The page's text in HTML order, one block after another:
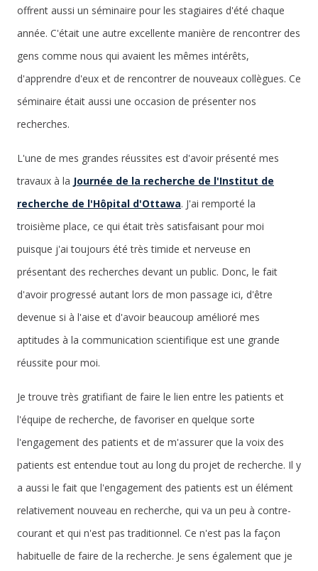
offrent aussi un séminaire pour les stagiaires d'été chaque
année. C'était une autre excellente manière de rencontrer des
gens comme nous qui avaient les mêmes intérêts,
d'apprendre d'eux et de rencontrer de nouveaux collègues. Ce
séminaire était aussi une occasion de présenter nos
recherches.
L'une de mes grandes réussites est d'avoir présenté mes
travaux à la Journée de la recherche de l'Institut de
recherche de l'Hôpital d'Ottawa. J'ai remporté la
troisième place, ce qui était très satisfaisant pour moi
puisque j'ai toujours été très timide et nerveuse en
présentant des recherches devant un public. Donc, le fait
d'avoir progressé autant lors de mon passage ici, d'être
devenue si à l'aise et d'avoir beaucoup amélioré mes
aptitudes à la communication scientifique est une grande
réussite pour moi.
Je trouve très gratifiant de faire le lien entre les patients et
l'équipe de recherche, de favoriser en quelque sorte
l'engagement des patients et de m'assurer que la voix des
patients est entendue tout au long du projet de recherche. Il y
a aussi le fait que l'engagement des patients est un élément
relativement nouveau en recherche, qui va un peu à contre-
courant et qui n'est pas traditionnel. Ce n'est pas la façon
habituelle de faire de la recherche. Je sens également que je